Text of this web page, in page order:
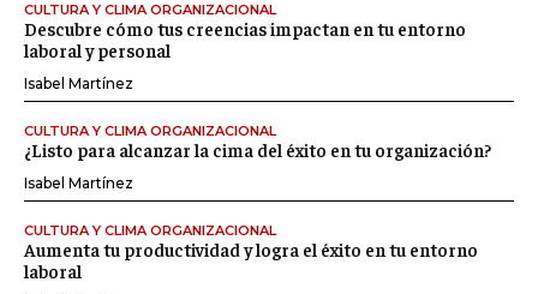
CULTURA Y CLIMA ORGANIZACIONAL
Descubre cómo tus creencias impactan en tu entorno
laboral y personal
Isabel Martínez
CULTURA Y CLIMA ORGANIZACIONAL
¿Listo para alcanzar la cima del éxito en tu organización?
Isabel Martínez
CULTURA Y CLIMA ORGANIZACIONAL
Aumenta tu productividad y logra el éxito en tu entorno
laboral